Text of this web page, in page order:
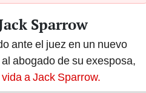
Sparrow
ante el juez en un nuevo
abogado de su exesposa,
a Jack Sparrow.